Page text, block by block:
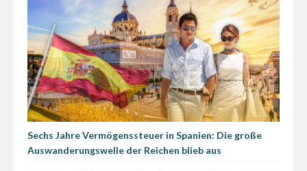
Sechs Jahre Vermögenssteuer in Spanien: Die große
Auswanderungswelle der Reichen blieb aus